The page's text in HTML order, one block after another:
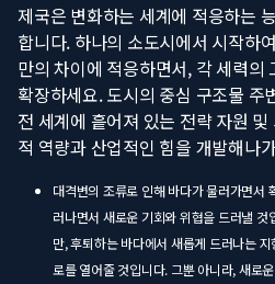
제국은 변화하는 세계에 적응하는
합니다. 하나의 소도시에서 시작하
만의 차이에 적응하면서, 각 세력의
확장하세요. 도시의 중심 구조물 주
전 세계에 흩어져 있는 전략 자원
적 역량과 산업적인 힘을 개발해나
대격변의 조류로 인해 바다가 물러가면서
러나면서 새로운 기회와 위협을 드러낼 것
만, 후퇴하는 바다에서 새롭게 드러나는
로를 열어줄 것입니다. 그뿐 아니라, 새로